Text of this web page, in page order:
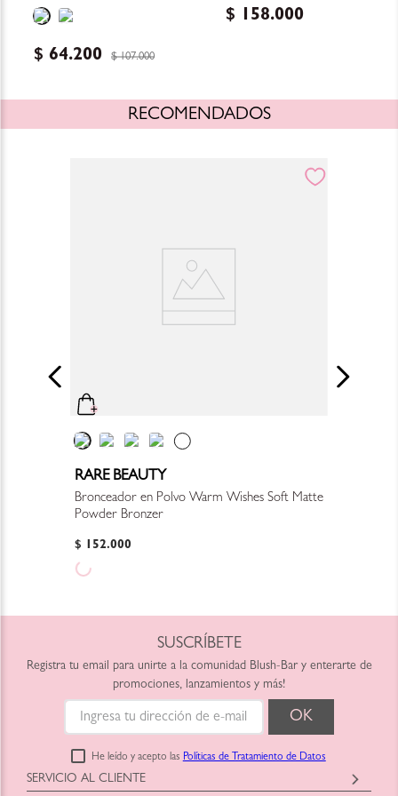
Hydrating Lip Gloss
$ 64.200 $ 107.000
$ 158.000
RECOMENDADOS
RARE BEAUTY
Bronceador en Polvo Warm Wishes Soft Matte
Powder Bronzer
$ 152.000
SUSCRÍBETE
Registra tu email para unirte a la comunidad Blush-Bar y enterarte de
promociones, lanzamientos y más!
He leído y acepto las Políticas de Tratamiento de Datos
SERVICIO AL CLIENTE